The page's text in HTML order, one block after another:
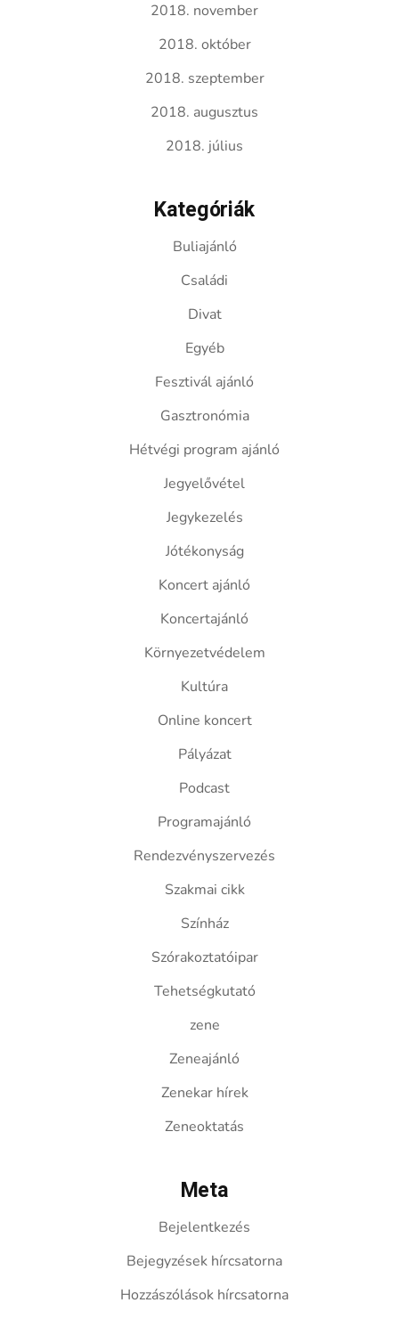
2018. november
2018. október
2018. szeptember
2018. augusztus
2018. július
Kategóriák
Buliajánló
Családi
Divat
Egyéb
Fesztivál ajánló
Gasztronómia
Hétvégi program ajánló
Jegyelővétel
Jegykezelés
Jótékonyság
Koncert ajánló
Koncertajánló
Környezetvédelem
Kultúra
Online koncert
Pályázat
Podcast
Programajánló
Rendezvényszervezés
Szakmai cikk
Színház
Szórakoztatóipar
Tehetségkutató
zene
Zeneajánló
Zenekar hírek
Zeneoktatás
Meta
Bejelentkezés
Bejegyzések hírcsatorna
Hozzászólások hírcsatorna